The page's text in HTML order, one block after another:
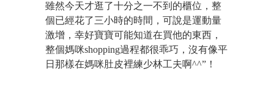
雖然今天才逛了十分之一不到的櫃位，整
個已經花了三小時的時間，可說是運動量
激增，幸好寶寶可能知道在買他的東西，
整個媽咪shopping過程都很乖巧，沒有像平
日那樣在媽咪肚皮裡練少林工夫啊^^”！